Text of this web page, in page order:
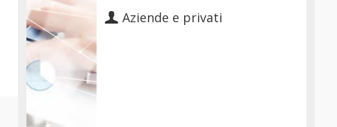
Aziende e privati